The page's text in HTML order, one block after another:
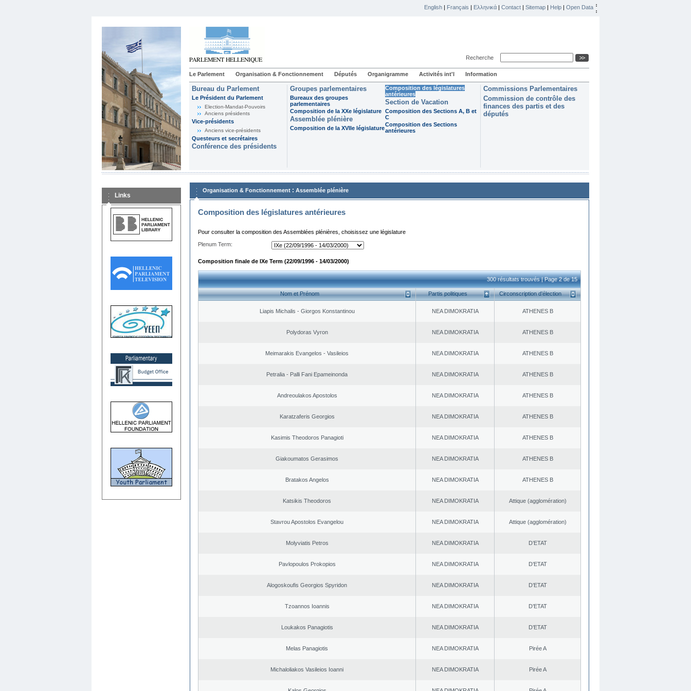
English | Français | Ελληνικά | Contact | Sitemap | Help | Open Data
Recherche
Le Parlement Organisation & Fonctionnement Députés Organigramme Activités int'l Information
Bureau du Parlement
Le Président du Parlement
Election-Mandat-Pouvoirs
Anciens présidents
Vice-présidents
Anciens vice-présidents
Questeurs et secrétaires
Conférence des présidents
Groupes parlementaires
Bureaux des groupes
parlementaires
Composition de la XXe législature
Assemblée plénière
Composition de la XVIIe législature
Composition des législatures
antérieures
Section de Vacation
Composition des Sections A, B et
C
Composition des Sections
antérieures
Commissions Parlementaires
Commission de contrôle des
finances des partis et des
députés
Links
Organisation & Fonctionnement : Assemblée plénière
Composition des législatures antérieures
Pour consulter la composition des Assemblées plénières, choisissez une législature
Plenum Term:
Composition finale de IXe Term (22/09/1996 - 14/03/2000)
300 résultats trouvés | Page 2 de 15
Nom et Prénom Partis politiques Circonscription d’élection
Liapis Michalis - Giorgos Konstantinou NEA DΙMOKRATIA ATHENES Β
Polydoras Vyron NEA DΙMOKRATIA ATHENES Β
Meimarakis Evangelos - Vasileios NEA DΙMOKRATIA ATHENES Β
Petralia - Palli Fani Epameinonda NEA DΙMOKRATIA ATHENES Β
Andreoulakos Apostolos NEA DΙMOKRATIA ATHENES Β
Karatzaferis Georgios NEA DΙMOKRATIA ATHENES Β
Kasimis Theodoros Panagioti NEA DΙMOKRATIA ATHENES Β
Giakoumatos Gerasimos NEA DΙMOKRATIA ATHENES Β
Bratakos Angelos NEA DΙMOKRATIA ATHENES Β
Katsikis Theodoros NEA DΙMOKRATIA Αttique (agglomération)
Stavrou Apostolos Evangelou NEA DΙMOKRATIA Αttique (agglomération)
Molyviatis Petros NEA DΙMOKRATIA D’ETAT
Pavlopoulos Prokopios NEA DΙMOKRATIA D’ETAT
Alogoskoufis Georgios Spyridon NEA DΙMOKRATIA D’ETAT
Tzoannos Ioannis NEA DΙMOKRATIA D’ETAT
Loukakos Panagiotis NEA DΙMOKRATIA D’ETAT
Melas Panagiotis NEA DΙMOKRATIA Pirée A
Michaloliakos Vasileios Ioanni NEA DΙMOKRATIA Pirée A